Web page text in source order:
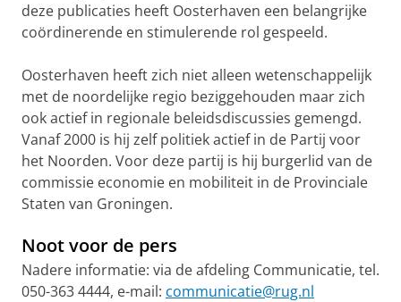
deze publicaties heeft Oosterhaven een belangrijke
coördinerende en stimulerende rol gespeeld.
Oosterhaven heeft zich niet alleen wetenschappelijk
met de noordelijke regio beziggehouden maar zich
ook actief in regionale beleidsdiscussies gemengd.
Vanaf 2000 is hij zelf politiek actief in de Partij voor
het Noorden. Voor deze partij is hij burgerlid van de
commissie economie en mobiliteit in de Provinciale
Staten van Groningen.
Noot voor de pers
Nadere informatie: via de afdeling Communicatie, tel.
050-363 4444, e-mail: communicatie@rug.nl